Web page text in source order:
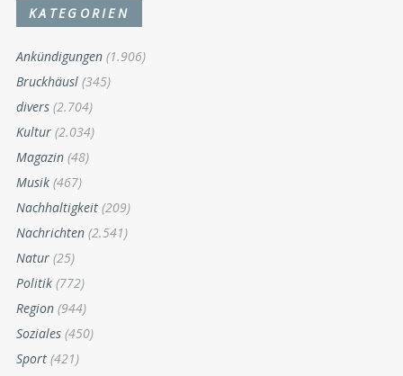
KATEGORIEN
Ankündigungen (1.906)
Bruckhäusl (345)
divers (2.704)
Kultur (2.034)
Magazin (48)
Musik (467)
Nachhaltigkeit (209)
Nachrichten (2.541)
Natur (25)
Politik (772)
Region (944)
Soziales (450)
Sport (421)